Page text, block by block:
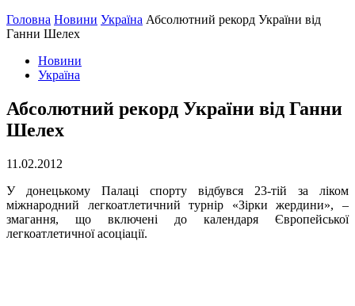
Головна Новини Україна Абсолютний рекорд України від
Ганни Шелех
Новини
Україна
Абсолютний рекорд України від Ганни
Шелех
11.02.2012
У донецькому Палаці спорту відбувся 23-тій за ліком
міжнародний легкоатлетичний турнір «Зірки жердини», –
змагання, що включені до календаря Європейської
легкоатлетичної асоціації.